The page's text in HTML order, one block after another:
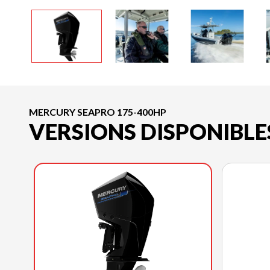
MERCURY SEAPRO 175-400HP
VERSIONS